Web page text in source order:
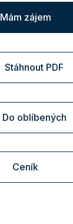
Mám zájem
Stáhnout PDF
Do oblíbených
Ceník